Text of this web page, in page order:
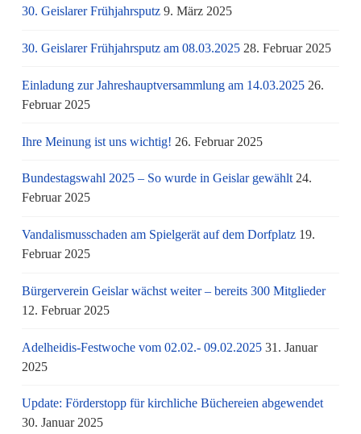
30. Geislarer Frühjahrsputz 9. März 2025
30. Geislarer Frühjahrsputz am 08.03.2025 28. Februar 2025
Einladung zur Jahreshauptversammlung am 14.03.2025 26.
Februar 2025
Ihre Meinung ist uns wichtig! 26. Februar 2025
Bundestagswahl 2025 – So wurde in Geislar gewählt 24.
Februar 2025
Vandalismusschaden am Spielgerät auf dem Dorfplatz 19.
Februar 2025
Bürgerverein Geislar wächst weiter – bereits 300 Mitglieder
12. Februar 2025
Adelheidis-Festwoche vom 02.02.- 09.02.2025 31. Januar
2025
Update: Förderstopp für kirchliche Büchereien abgewendet
30. Januar 2025